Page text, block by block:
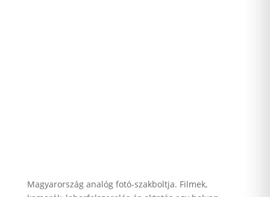
Magyarország analóg fotó-szakboltja. Filmek,